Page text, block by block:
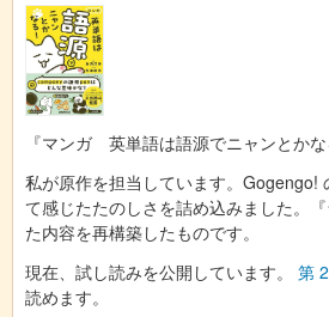
『マンガ 英単語は語源でニャンとかな
私が原作を担当しています。Gogengo!
て感じたたのしさを詰め込みました。
た内容を再構築したものです。
現在、試し読みを公開しています。 第
読めます。